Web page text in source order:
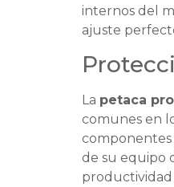
internos del
ajuste
La petaca
comunes en
componentes
de su equipo
productividad